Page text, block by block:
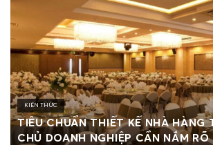
KIẾN THỨC
TIÊU CHUẨN THIẾT KẾ NHÀ HÀNG
CHỦ DOANH NGHIỆP CẦN NẮM RÕ